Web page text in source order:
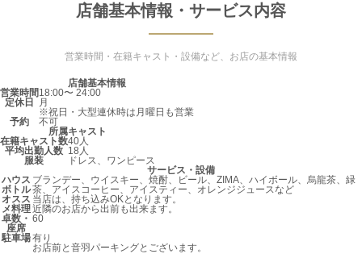
店舗基本情報・サービス内容
営業時間・在籍キャスト・設備など、お店の基本情報
店舗基本情報
営業時間18:00〜 24:00
定休日
月
※祝日・大型連休時は月曜日も営業
予約
不可
所属キャスト
在籍キャスト数40人
平均出勤人数 18人
服装
ドレス、ワンピース
サービス・設備
ハウス
ボトル
ブランデー、ウイスキー、焼酎、ビール、ZIMA、ハイボール、烏龍茶、緑
茶、アイスコーヒー、アイスティー、オレンジジュースなど
オスス
メ料理
当店は、持ち込みOKとなります。
近隣のお店から出前も出来ます。
卓数・
座席
60
駐車場有り
お店前と音羽パーキングとございます。